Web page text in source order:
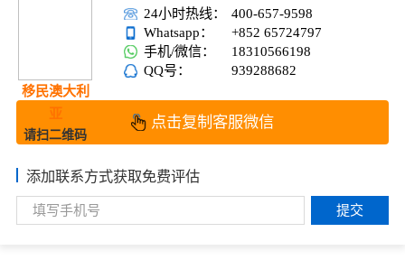
移民澳大利
亚
请扫二维码
24小时热线：
400-657-9598
Whatsapp：
+852 65724797
手机/微信：
18310566198
QQ号：
939288682
点击复制客服微信
添加联系方式获取免费评估
提交